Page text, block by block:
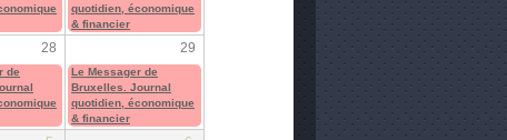
quotidien, économique
& financier
28 29
de
Le Messager de
Bruxelles. Journal
quotidien, économique
& financier